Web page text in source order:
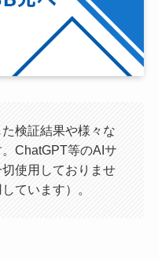
検証結果や様々な
ChatGPT等のAIサ
使用しておりませ
ています）。